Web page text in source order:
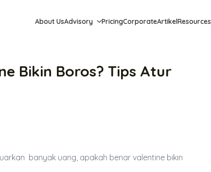
About UsAdvisory PricingCorporateArtikelResources
Bikin Boros? Tips Atur
banyak uang, apakah benar valentine bikin